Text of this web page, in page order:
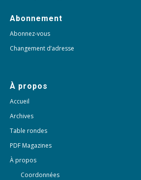
Abonnement
Abonnez-vous
Changement d’adresse
À propos
Accueil
Archives
Table rondes
PDF Magazines
À propos
Coordonnées